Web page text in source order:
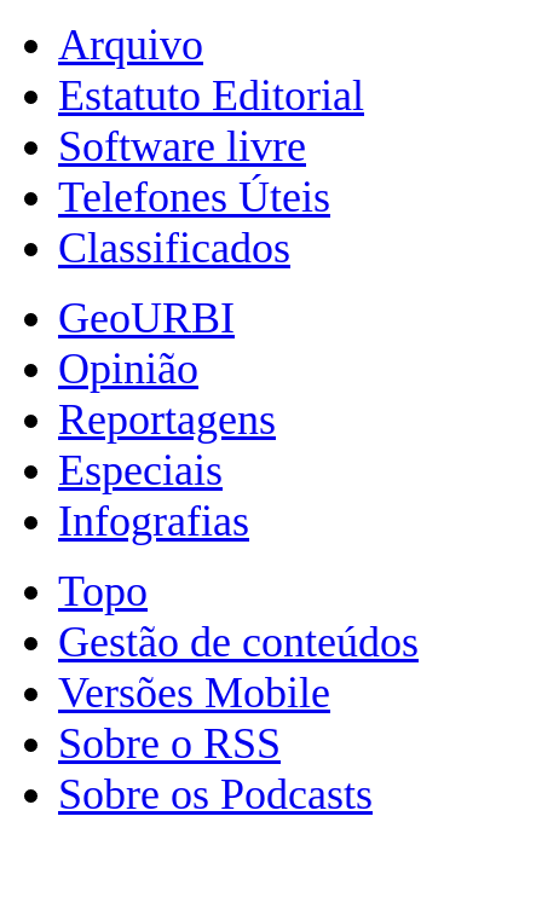
Arquivo
Estatuto Editorial
Software livre
Telefones Úteis
Classificados
GeoURBI
Opinião
Reportagens
Especiais
Infografias
Topo
Gestão de conteúdos
Versões Mobile
Sobre o RSS
Sobre os Podcasts